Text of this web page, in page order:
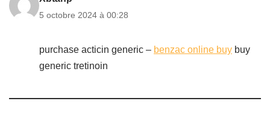
5 octobre 2024 à 00:28
purchase acticin generic – benzac online buy buy
generic tretinoin